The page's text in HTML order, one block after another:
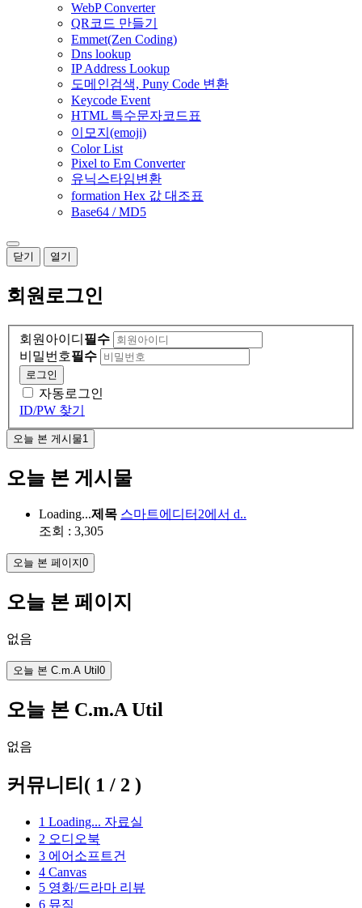
WebP Converter
QR코드 만들기
Emmet(Zen Coding)
Dns lookup
IP Address Lookup
도메인검색, Puny Code 변환
Keycode Event
HTML 특수문자코드표
이모지(emoji)
Color List
Pixel to Em Converter
유닉스타임변환
formation Hex 값 대조표
Base64 / MD5
닫기 열기
회원 로그인
회원아이디 필수
비밀번호필수
로그인
자동로그인
ID/PW 찾기
오늘 본 게시물1
오늘 본 게시물
Loading...제목 스마트에디터2에서 d..
조회 : 3,305
오늘 본 페이지0
오늘 본 페이지
없음
오늘 본 C.m.A Util 0
오늘 본 C.m.A Util
없음
커뮤니티 ( 1 / 2 )
1 Loading... 자료실
2 오디오북
3 에어소프트건
4 Canvas
5 영화/드라마 리뷰
6 뮤직